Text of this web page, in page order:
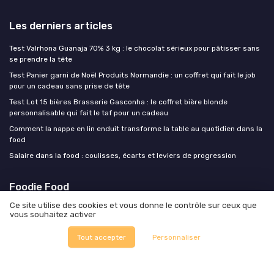
Les derniers articles
Test Valrhona Guanaja 70% 3 kg : le chocolat sérieux pour pâtisser sans
se prendre la tête
Test Panier garni de Noël Produits Normandie : un coffret qui fait le job
pour un cadeau sans prise de tête
Test Lot 15 bières Brasserie Gasconha : le coffret bière blonde
personnalisable qui fait le taf pour un cadeau
Comment la nappe en lin enduit transforme la table au quotidien dans la
food
Salaire dans la food : coulisses, écarts et leviers de progression
Foodie Food
Ce site utilise des cookies et vous donne le contrôle sur ceux que
vous souhaitez activer
Tout accepter Personnaliser